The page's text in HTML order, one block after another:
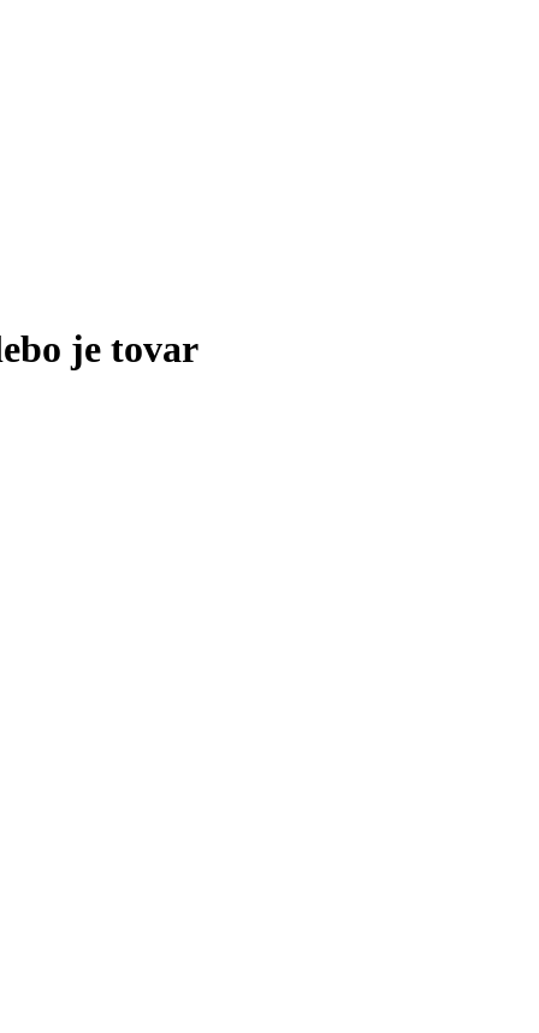
je tovar